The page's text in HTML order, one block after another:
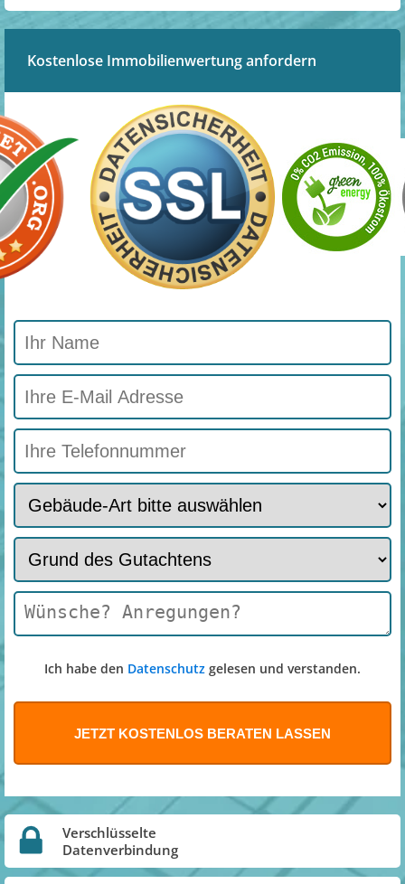
Kostenlose Immobilienwertung anfordern
Ich habe den Datenschutz gelesen und verstanden.
Verschlüsselte
Datenverbindung